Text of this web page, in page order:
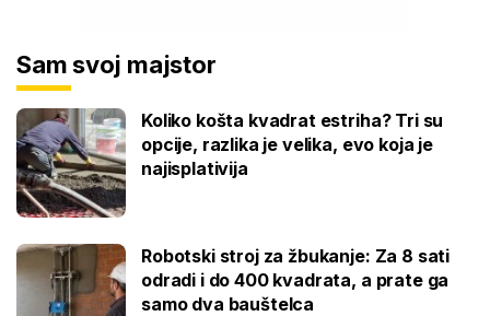
Sam svoj majstor
Koliko košta kvadrat estriha? Tri su
opcije, razlika je velika, evo koja je
najisplativija
Robotski stroj za žbukanje: Za 8 sati
odradi i do 400 kvadrata, a prate ga
samo dva bauštelca